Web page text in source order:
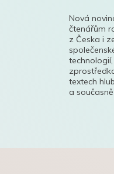
Nová
čtenářům
z Česka i
textech
a